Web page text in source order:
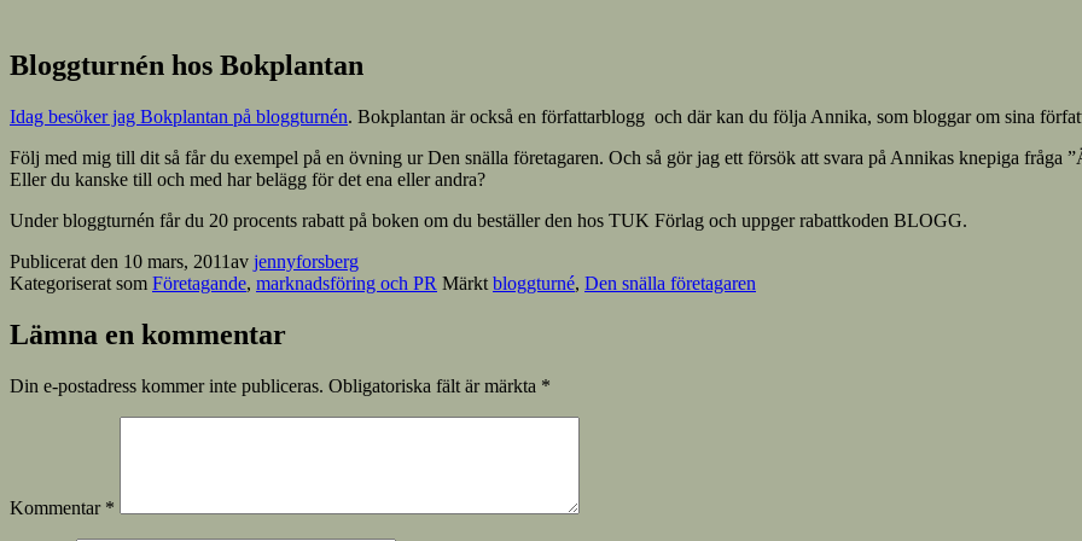
Bloggturnén hos Bokplantan
Idag besöker jag Bokplantan på bloggturnén. Bokplantan är också en författarblogg och där kan du följa Annika, som bloggar om sina
Följ med mig till dit så får du exempel på en övning ur Den snälla företagaren. Och så gör jag ett försök att svara på Annikas knepiga fråga
Eller du kanske till och med har belägg för det ena eller andra?
Under bloggturnén får du 20 procents rabatt på boken om du beställer den hos TUK Förlag och uppger rabattkoden BLOGG.
Publicerat den 10 mars, 2011av jennyforsberg
Kategoriserat som Företagande, marknadsföring och PR Märkt bloggturné, Den snälla företagaren
Lämna en kommentar
Din e-postadress kommer inte publiceras. Obligatoriska fält är märkta *
Kommentar *